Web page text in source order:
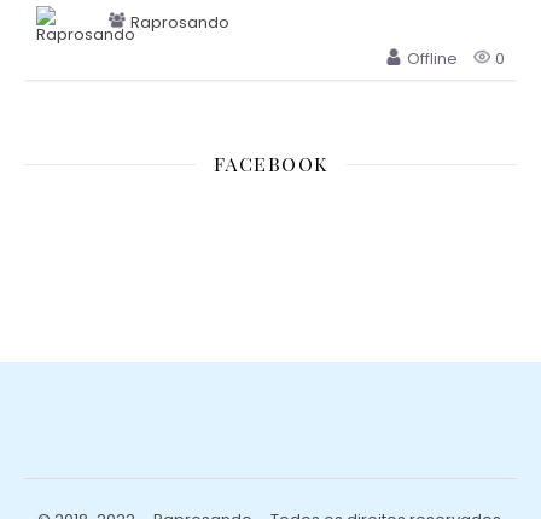
Raprosando
Offline
0
FACEBOOK